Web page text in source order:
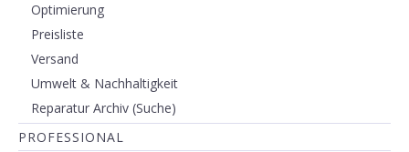
Optimierung
Preisliste
Versand
Umwelt & Nachhaltigkeit
Reparatur Archiv (Suche)
PROFESSIONAL